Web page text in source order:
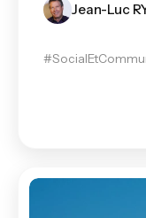
Jean-Luc